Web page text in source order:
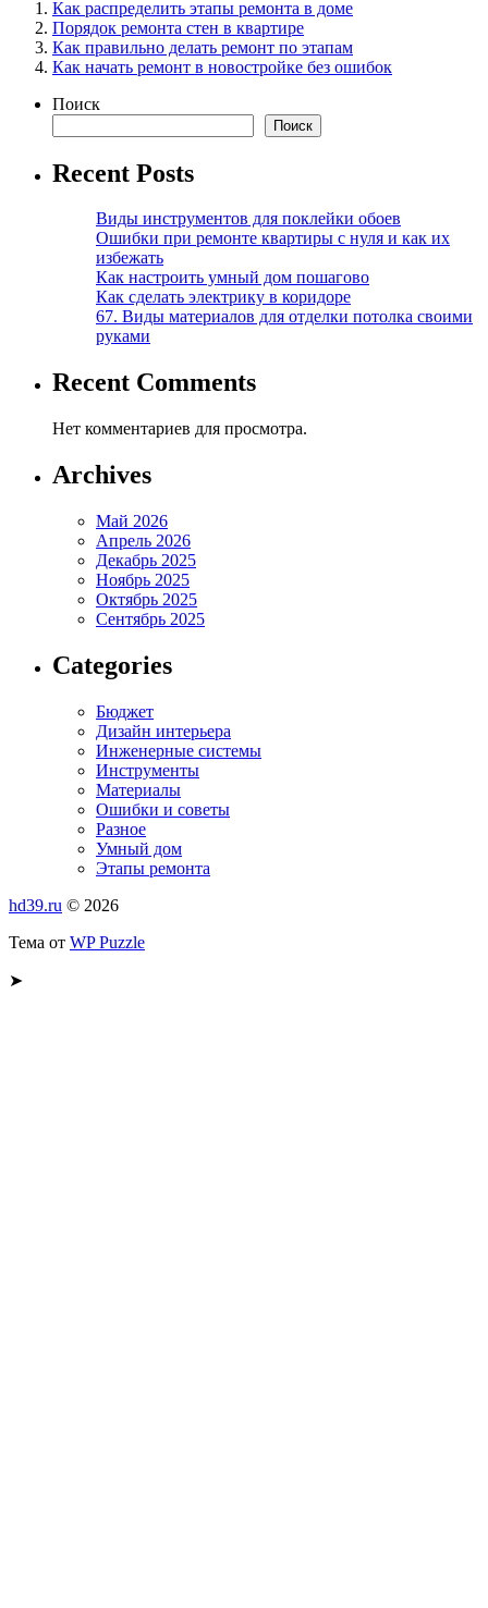
Как распределить этапы ремонта в доме
Порядок ремонта стен в квартире
Как правильно делать ремонт по этапам
Как начать ремонт в новостройке без ошибок
Поиск
Поиск
Recent Posts
Виды инструментов для поклейки обоев
Ошибки при ремонте квартиры с нуля и как их
избежать
Как настроить умный дом пошагово
Как сделать электрику в коридоре
67. Виды материалов для отделки потолка своими
руками
Recent Comments
Нет комментариев для просмотра.
Archives
Май 2026
Апрель 2026
Декабрь 2025
Ноябрь 2025
Октябрь 2025
Сентябрь 2025
Categories
Бюджет
Дизайн интерьера
Инженерные системы
Инструменты
Материалы
Ошибки и советы
Разное
Умный дом
Этапы ремонта
hd39.ru © 2026
Тема от WP Puzzle
➤